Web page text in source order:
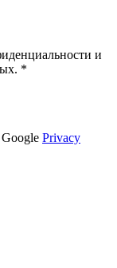
и
*
Privacy